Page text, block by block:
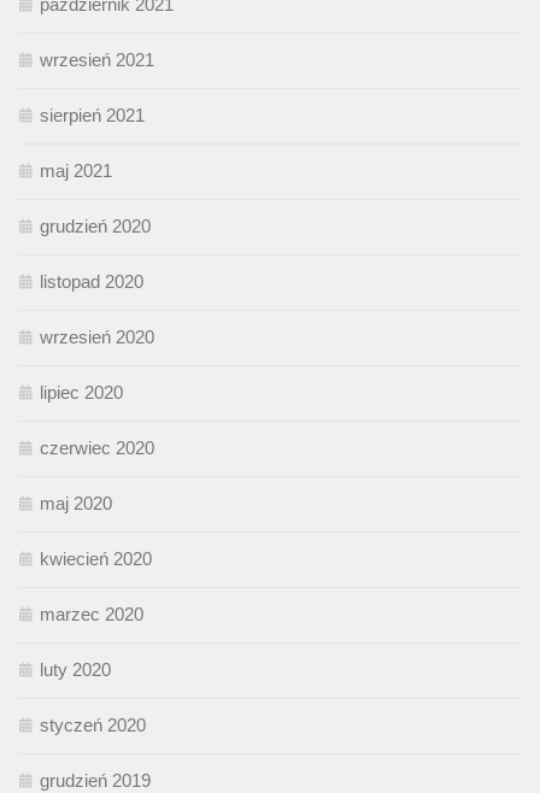
październik 2021
wrzesień 2021
sierpień 2021
maj 2021
grudzień 2020
listopad 2020
wrzesień 2020
lipiec 2020
czerwiec 2020
maj 2020
kwiecień 2020
marzec 2020
luty 2020
styczeń 2020
grudzień 2019